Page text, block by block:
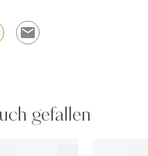
gefallen